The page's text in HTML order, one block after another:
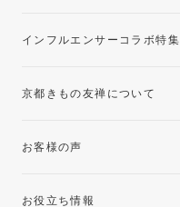
インフルエンサーコラボ特集
京都きもの友禅について
お客様の声
お役立ち情報